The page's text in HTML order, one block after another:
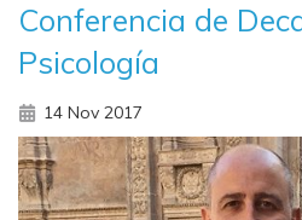
Conferencia de
Psicología
14 Nov 2017